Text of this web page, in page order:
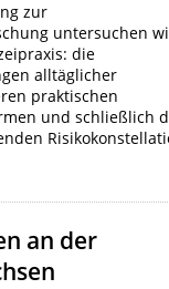
zur
untersuchen
die
alltäglicher
praktischen
und schließlich
an der